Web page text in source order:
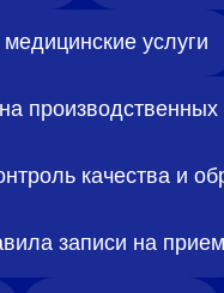
услуги
качества и
записи на прием